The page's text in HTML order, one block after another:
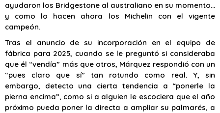
ayudaron los Bridgestone al australiano en su momento…
y como lo hacen ahora los Michelin con el vigente
campeón.
Tras el anuncio de su incorporación en el equipo de
fábrica para 2025, cuando se le preguntó si consideraba
que él “vendía” más que otros, Márquez respondió con un
“pues claro que sí” tan rotundo como real. Y, sin
embargo, detecto una cierta tendencia a “ponerle la
pierna encima”, como si a alguien le escociera que el año
próximo pueda poner la directa a ampliar su palmarés, a